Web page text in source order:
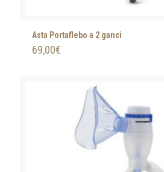
Asta Portaflebo a 2 ganci
69,00€